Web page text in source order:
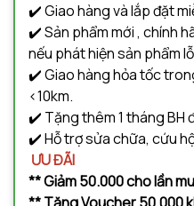
✔️ Giao hàng và lắp đặt
✔️ Sản phẩm mới , chính
nếu phát hiện sản phẩm
✔️ Giao hàng hỏa tốc
<10km.
✔️ Tặng thêm 1 tháng BH
✔️ Hỗ trợ sửa chữa, cứu
ƯU ĐÃI
** Giảm 50.000 cho lần